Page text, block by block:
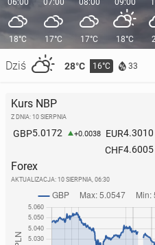
06:00
18°C
Dziś 28°C 16°C 33
07:00
17°C
08:00
17°C
09:00
18°C
Kurs NBP
Z DNIA: 10 SIERPNIA
GBP5.0172 +0.0038 EUR4.3010
CHF4.6005
Forex
AKTUALIZACJA: 10 SIERPNIA, 06:30